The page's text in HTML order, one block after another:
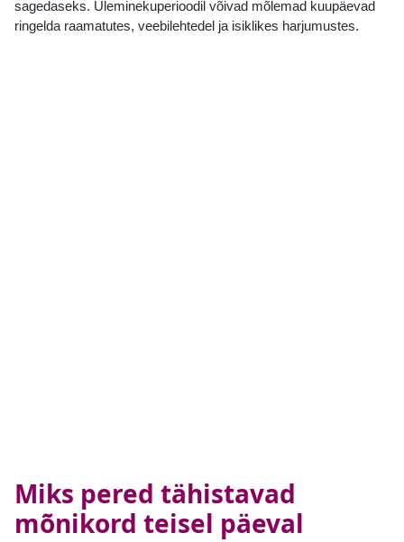
sagedaseks. Üleminekuperioodil võivad mõlemad kuupäevad
ringelda raamatutes, veebilehtedel ja isiklikes harjumustes.
Miks pered tähistavad
mõnikord teisel päeval